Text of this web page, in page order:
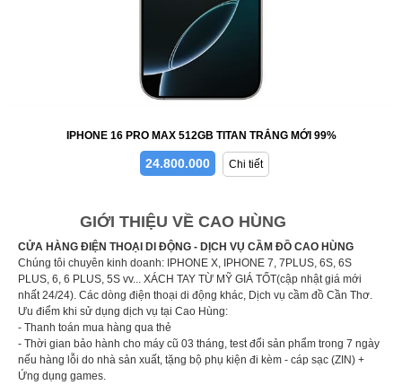
IPHONE 16 PRO MAX 512GB TITAN TRẮNG MỚI 99%
24.800.000 Chi tiết
GIỚI THIỆU VỀ CAO HÙNG
CỬA HÀNG ĐIỆN THOẠI DI ĐỘNG - DỊCH VỤ CẦM ĐỒ CAO HÙNG
Chúng tôi chuyên kinh doanh: IPHONE X, IPHONE 7, 7PLUS, 6S, 6S
PLUS, 6, 6 PLUS, 5S vv... XÁCH TAY TỪ MỸ GIÁ TỐT(cập nhật giá mới
nhất 24/24). Các dòng điện thoại di động khác, Dịch vụ cầm đồ Cần Thơ.
Ưu điểm khi sử dụng dịch vụ tại Cao Hùng:
- Thanh toán mua hàng qua thẻ
- Thời gian bảo hành cho máy cũ 03 tháng, test đổi sản phẩm trong 7 ngày
nếu hàng lỗi do nhà sản xuất, tặng bộ phụ kiện đi kèm - cáp sạc (ZIN) +
Ứng dụng games.